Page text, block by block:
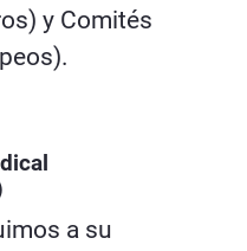
y Comités
a su